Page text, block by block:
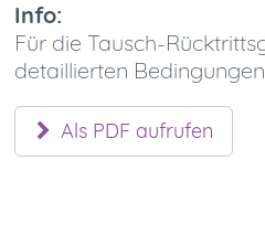
Info:
Für die Tausch-
detaillierten
Als PDF aufrufen